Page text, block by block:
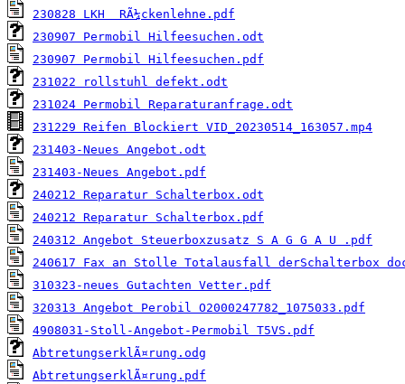
230828 LKH  RÃ¼ckenlehne.pdf
230907 Permobil Hilfeesuchen.odt
230907 Permobil Hilfeesuchen.pdf
231022 rollstuhl defekt.odt
231024 Permobil Reparaturanfrage.odt
231229 Reifen Blockiert VID_20230514_163057.mp4
231403-Neues Angebot.odt
231403-Neues Angebot.pdf
240212 Reparatur Schalterbox.odt
240212 Reparatur Schalterbox.pdf
240312 Angebot Steuerboxzusatz S A G G A U .pdf
240617 Fax an Stolle Totalausfall derSchalterbox
310323-neues Gutachten Vetter.pdf
320313 Angebot Perobil O2000247782_1075033.pdf
4908031-Stoll-Angebot-Permobil T5VS.pdf
AbtretungserklÃ¤rung.odg
AbtretungserklÃ¤rung.pdf